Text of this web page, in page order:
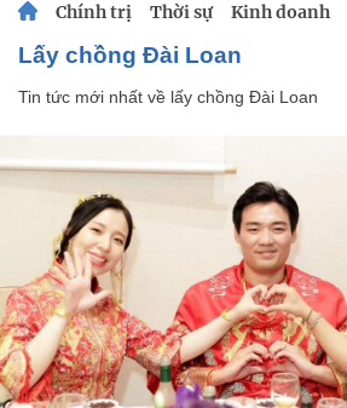
Chính trị Thời sự Kinh doanh
lấy chồng Đài Loan
Tin tức mới nhất về lấy chồng Đài Loan